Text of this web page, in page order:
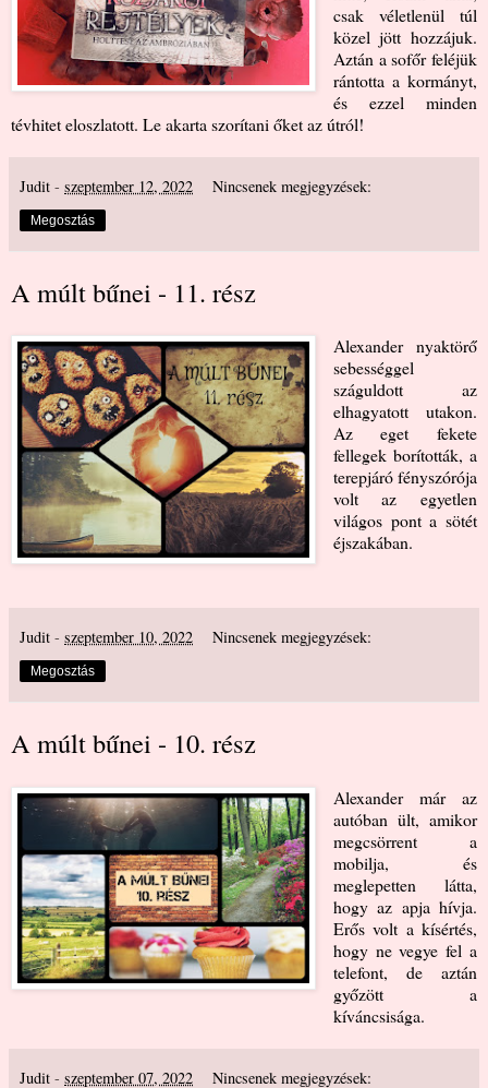
csak véletlenül túl
közel jött hozzájuk.
Aztán a sofőr feléjük
rántotta a kormányt,
és ezzel minden
tévhitet eloszlatott. Le akarta szorítani őket az útról!
Judit - szeptember 12, 2022 Nincsenek megjegyzések:
Megosztás
A múlt bűnei - 11. rész
Alexander nyaktörő
sebességgel
száguldott az
elhagyatott utakon.
Az eget fekete
fellegek borították, a
terepjáró fényszórója
volt az egyetlen
világos pont a sötét
éjszakában.
Judit - szeptember 10, 2022 Nincsenek megjegyzések:
Megosztás
A múlt bűnei - 10. rész
Alexander már az
autóban ült, amikor
megcsörrent a
mobilja, és
meglepetten látta,
hogy az apja hívja.
Erős volt a kísértés,
hogy ne vegye fel a
telefont, de aztán
győzött a
kíváncsisága.
Judit - szeptember 07, 2022 Nincsenek megjegyzések: